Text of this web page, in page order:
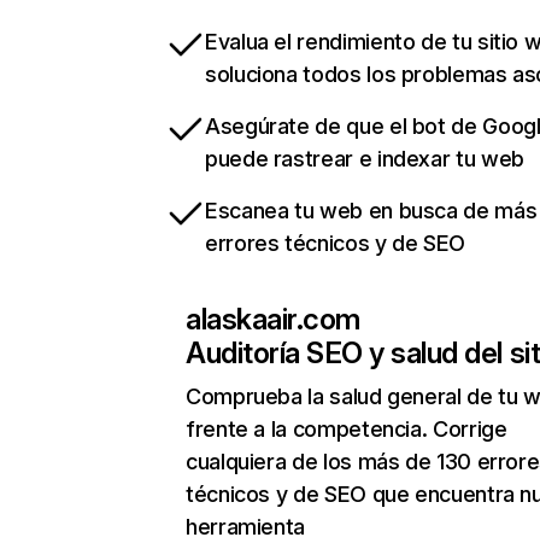
Evalua el rendimiento de tu sitio
soluciona todos los problemas
Asegúrate de que el bot de
puede rastrear e indexar tu web
Escanea tu web en busca de
errores técnicos y de SEO
alaskaair.com
Auditoría SEO y salud del
Comprueba la salud general de tu
frente a la competencia. Corrige
cualquiera de los más de 130
técnicos y de SEO que encuentra
herramienta